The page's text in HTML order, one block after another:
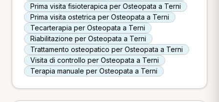
Prima visita fisioterapica per Osteopata a Terni
Prima visita ostetrica per Osteopata a Terni
Tecarterapia per Osteopata a Terni
Riabilitazione per Osteopata a Terni
Trattamento osteopatico per Osteopata a Terni
Visita di controllo per Osteopata a Terni
Terapia manuale per Osteopata a Terni